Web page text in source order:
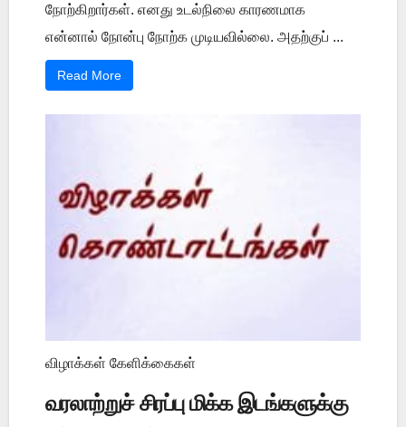
நோற்கிறார்கள். எனது உடல்நிலை காரணமாக
என்னால் நோன்பு நோற்க முடியவில்லை. அதற்குப் ...
Read More
விழாக்கள் கேளிக்கைகள்
வரலாற்றுச் சிரப்பு மிக்க இடங்களுக்கு